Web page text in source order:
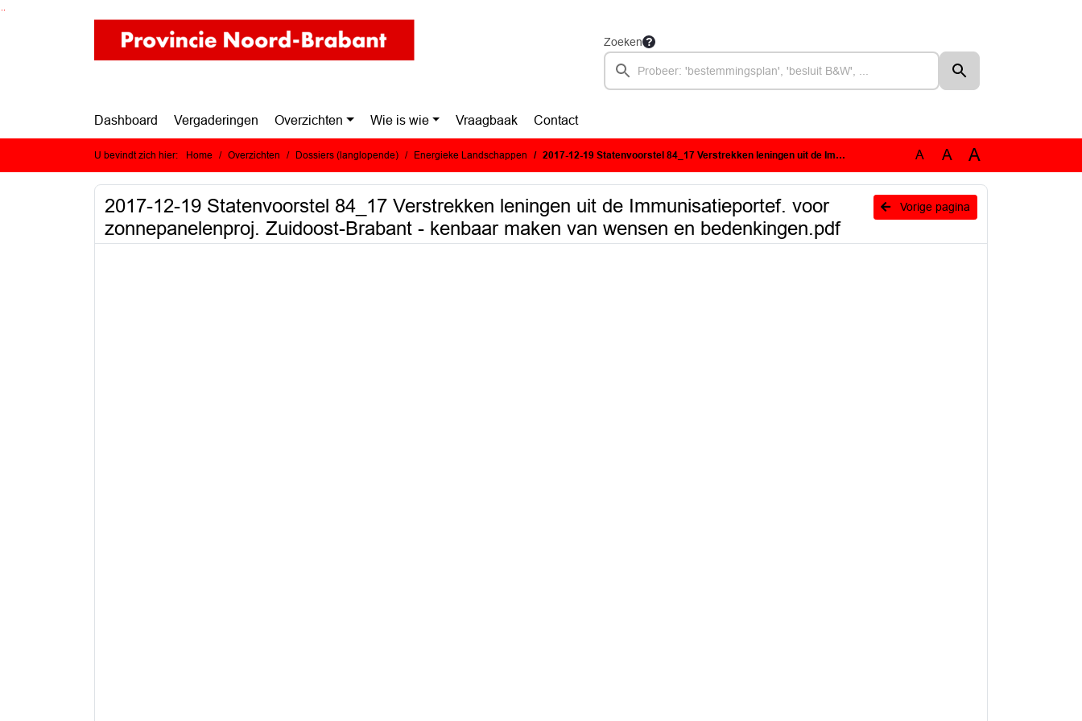
Ga naar de inhoud van deze pagina
Ga naar het zoeken
Ga naar het menu
Zoeken
Dashboard Vergaderingen Overzichten Wie is wie Vraagbaak Contact
U bevindt zich hier: Home Overzichten Dossiers (langlopende) Energieke Landschappen 2017-12-19 Statenvoorstel 84_17 Verstrekken leningen uit de Immunisatieportef. voor zonnepanelenproj. Zuidoost-Brabant - kenbaar maken van wensen en bedenkingen.pdf A A A
Vorige pagina
2017-12-19 Statenvoorstel 84_17 Verstrekken leningen uit de Immunisatieportef. voor
zonnepanelenproj. Zuidoost-Brabant - kenbaar maken van wensen en bedenkingen.pdf